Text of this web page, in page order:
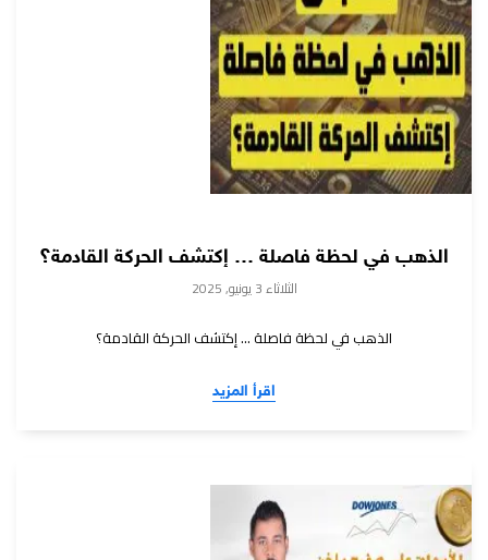
الذهب في لحظة فاصلة … إكتشف الحركة القادمة؟
الثلاثاء 3 يونيو, 2025
الذهب في لحظة فاصلة … إكتشف الحركة القادمة؟
اقرأ المزيد